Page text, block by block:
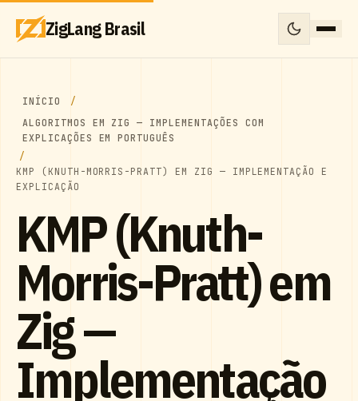
ZigLang Brasil
INÍCIO
ALGORITMOS EM ZIG — IMPLEMENTAÇÕES COM
EXPLICAÇÕES EM PORTUGUÊS
KMP (KNUTH-MORRIS-PRATT) EM ZIG — IMPLEMENTAÇÃO E
EXPLICAÇÃO
KMP (Knuth-
Morris-Pratt) em
Zig —
Implementação